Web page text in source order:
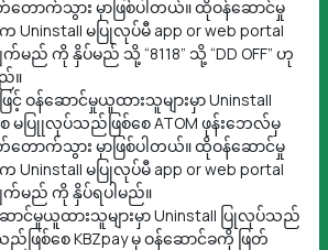
တောက်သွား မှာဖြစ်ပါတယ်။ ထိုဝန်ဆောင်မှု
မပြုလုပ်မီ app or web portal
မည် ကို နှိပ်မည် သို့ “8118” သို့ “DD OFF” ဟု
။
ြင့် ဝန်ဆောင်မှုယူထားသူများမှာ Uninstall
မပြုုလုပ်သည်ဖြစ်စေ ATOM ဖုန်းဘေလ်မှ
တောက်သွား မှာဖြစ်ပါတယ်။ ထိုဝန်ဆောင်မှု
မပြုလုပ်မီ app or web portal
က်မည် ကို နှိပ်ရပါမည်။
ဆောင်မှုယူထားသူများမှာ Uninstall ပြုလုပ်သည်
ဖြစ်စေ KBZpay မှ ဝန်ဆောင်ခကို ဖြတ်